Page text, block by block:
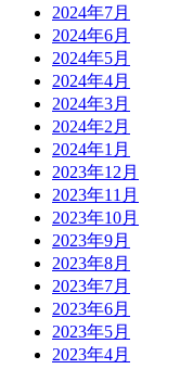
2024年7月
2024年6月
2024年5月
2024年4月
2024年3月
2024年2月
2024年1月
2023年12月
2023年11月
2023年10月
2023年9月
2023年8月
2023年7月
2023年6月
2023年5月
2023年4月